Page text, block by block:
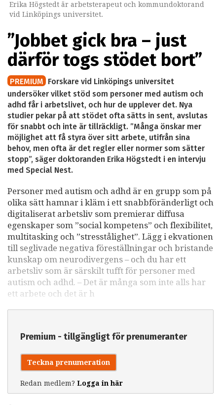
Erika Högstedt är arbetsterapeut och kommundoktorand
vid Linköpings universitet.
”Jobbet gick bra – just
därför togs stödet bort”
PREMIUM Forskare vid Linköpings universitet
undersöker vilket stöd som personer med autism och
adhd får i arbetslivet, och hur de upplever det. Nya
studier pekar på att stödet ofta sätts in sent, avslutas
för snabbt och inte är tillräckligt. ”Många önskar mer
möjlighet att få styra över sitt arbete, utifrån sina
behov, men ofta är det regler eller normer som sätter
stopp”, säger doktoranden Erika Högstedt i en intervju
med Special Nest.
Personer med autism och adhd är en grupp som på
olika sätt hamnar i kläm i ett snabbföränderligt och
digitaliserat arbetsliv som premierar diffusa
egenskaper som ”social kompetens” och flexibilitet,
multitasking och ”stresstålighet”. Lägg i ekvationen
till seglivade negativa föreställningar och bristande
kunskap om neurodivergens – och du har ett
arbetsliv som är särskilt tufft för personer med
autism och adhd. – Det är många som inte alls har
ett arbete och det är h
Premium - tillgängligt för prenumeranter
Teckna prenumeration
Redan medlem? Logga in här